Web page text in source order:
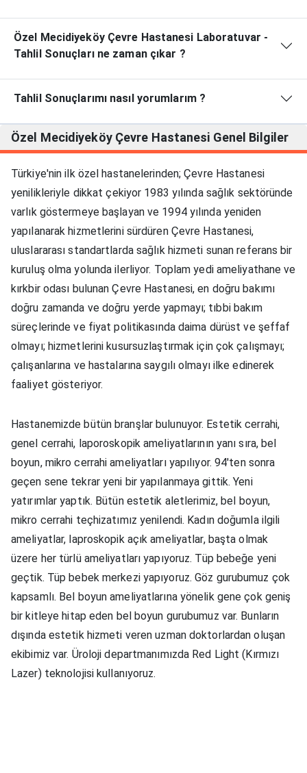
Özel Mecidiyeköy Çevre Hastanesi Laboratuvar -
Tahlil Sonuçları ne zaman çıkar ?
Tahlil Sonuçlarımı nasıl yorumlarım ?
Özel Mecidiyeköy Çevre Hastanesi Genel Bilgiler
Türkiye'nin ilk özel hastanelerinden; Çevre Hastanesi
yenilikleriyle dikkat çekiyor 1983 yılında sağlık sektöründe
varlık göstermeye başlayan ve 1994 yılında yeniden
yapılanarak hizmetlerini sürdüren Çevre Hastanesi,
uluslararası standartlarda sağlık hizmeti sunan referans bir
kuruluş olma yolunda ilerliyor. Toplam yedi ameliyathane ve
kırkbir odası bulunan Çevre Hastanesi, en doğru bakımı
doğru zamanda ve doğru yerde yapmayı; tıbbi bakım
süreçlerinde ve fiyat politikasında daima dürüst ve şeffaf
olmayı; hizmetlerini kusursuzlaştırmak için çok çalışmayı;
çalışanlarına ve hastalarına saygılı olmayı ilke edinerek
faaliyet gösteriyor.
Hastanemizde bütün branşlar bulunuyor. Estetik cerrahi,
genel cerrahi, laporoskopik ameliyatlarının yanı sıra, bel
boyun, mikro cerrahi ameliyatları yapılıyor. 94'ten sonra
geçen sene tekrar yeni bir yapılanmaya gittik. Yeni
yatırımlar yaptık. Bütün estetik aletlerimiz, bel boyun,
mikro cerrahi teçhizatımız yenilendi. Kadın doğumla ilgili
ameliyatlar, laproskopik açık ameliyatlar, başta olmak
üzere her türlü ameliyatları yapıyoruz. Tüp bebeğe yeni
geçtik. Tüp bebek merkezi yapıyoruz. Göz gurubumuz çok
kapsamlı. Bel boyun ameliyatlarına yönelik gene çok geniş
bir kitleye hitap eden bel boyun gurubumuz var. Bunların
dışında estetik hizmeti veren uzman doktorlardan oluşan
ekibimiz var. Üroloji departmanımızda Red Light (Kırmızı
Lazer) teknolojisi kullanıyoruz.